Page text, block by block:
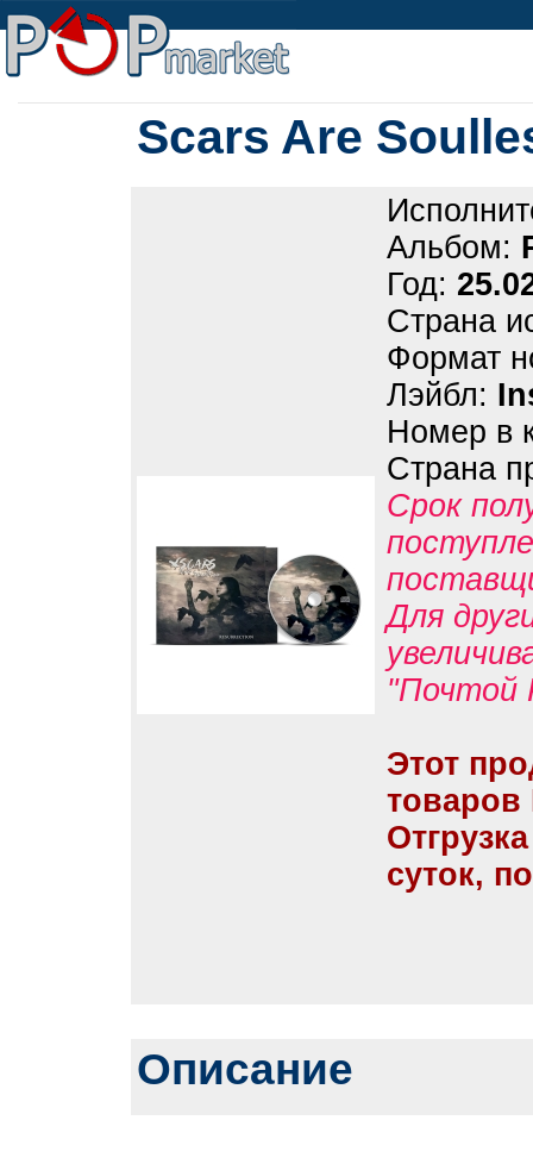
Scars Are
Альбом:
Год:
Страна
Формат
Лэйбл:
Номер в
Страна
Срок
Для
"Почтой
Этот
товаров
суток,
Описание